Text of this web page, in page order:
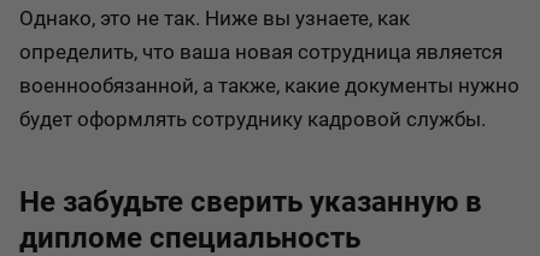
Однако, это не так. Ниже вы узнаете, как
определить, что ваша новая сотрудница является
военнообязанной, а также, какие документы нужно
будет оформлять сотруднику кадровой службы.
Не забудьте сверить указанную в
дипломе специальность